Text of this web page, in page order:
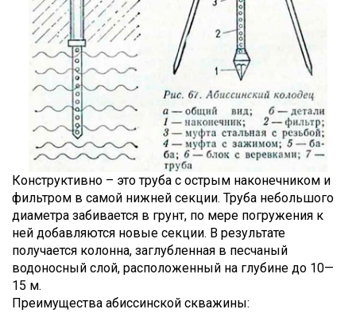
Конструктивно – это труба с острым наконечником и
фильтром в самой нижней секции. Труба небольшого
диаметра забивается в грунт, по мере погружения к
ней добавляются новые секции. В результате
получается колонна, заглубленная в песчаный
водоносный слой, расположенный на глубине до 10—
15 м.
Преимущества абиссинской скважины: